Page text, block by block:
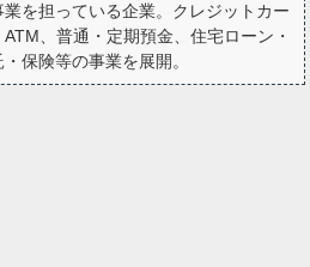
を担っている企業。クレジットカー
、普通・定期預金、住宅ローン・
保険等の事業を展開。